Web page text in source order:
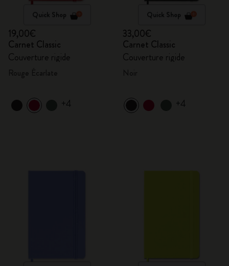
Quick Shop
19,00€
Carnet Classic
Couverture rigide
+4
Quick Shop
33,00€
Carnet Classic
Couverture rigide
+4